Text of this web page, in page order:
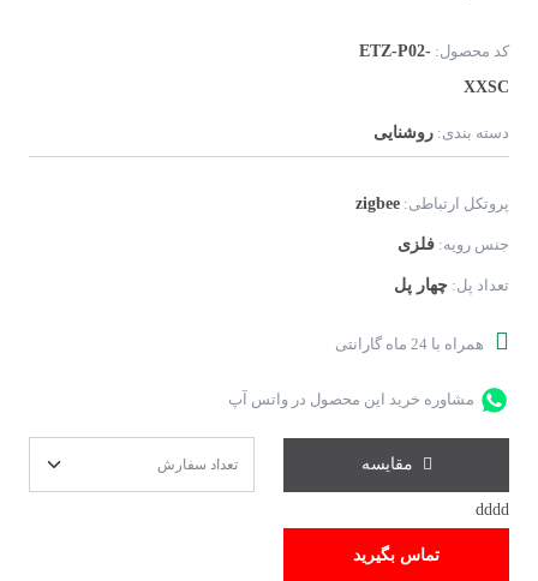
دسته بندی: روشنایی
کد محصول: ETZ-P02-
XXSC
پروتکل ارتباطی: zigbee
جنس رویه: فلزی
تعداد پل: چهار پل
همراه با 24 ماه گارانتی
مشاوره خرید این محصول در واتس آپ
مقایسه
dddd
تماس بگیرید